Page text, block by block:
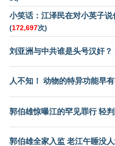
小笑话：江泽民在对小英子说
(172,697次)
刘亚洲与中共谁是头号汉奸？
人不知！ 动物的特异功能早
郭伯雄惊曝江的罕见罪行 轻
郭伯雄全家入监 老江午睡没